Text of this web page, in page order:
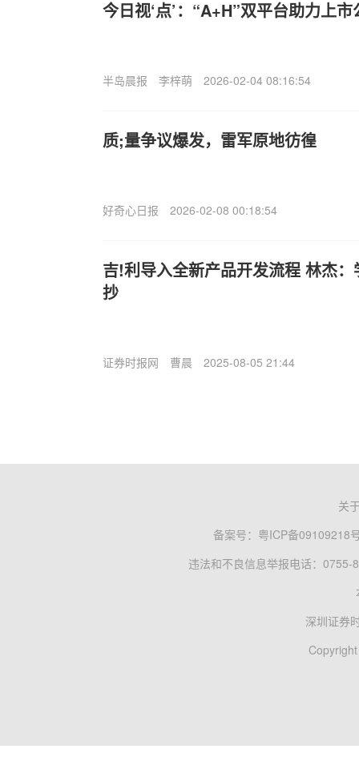
今日视‘点’：“A+H”双平台助力上
半岛晨报 李梓萌 2026-02-04 08:16:54
质;量争议爆发，雷军原地彷徨
好奇心日报 2026-02-08 00:18:54
吉!利导入全新产品开发流程 林杰
抄
证券时报网 曹晨 2025-08-05 21:44
关
备案号： 粤ICP备09109218
违法和不良信息举报电话：0755-
深圳证券